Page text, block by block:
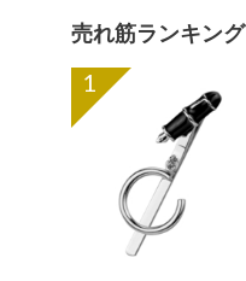
売れ筋ランキング
1